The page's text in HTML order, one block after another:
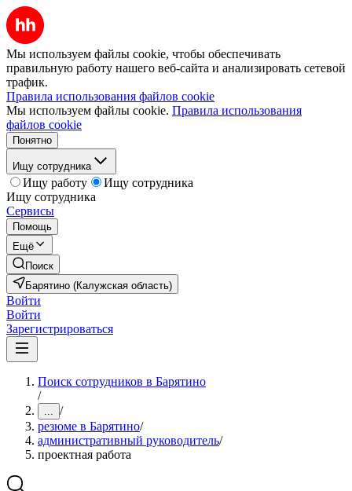
Мы используем файлы cookie, чтобы обеспечивать
правильную работу нашего веб-сайта и анализировать сетевой
трафик.
Правила использования файлов cookie
Мы используем файлы cookie. Правила использования
файлов cookie
Понятно
Ищу сотрудника
Ищу работу
Ищу сотрудника
Ищу сотрудника
Сервисы
Помощь
Ещё
Поиск
Барятино (Калужская область)
Войти
Войти
Зарегистрироваться
Поиск сотрудников в Барятино
/
... /
резюме в Барятино/
административный руководитель/
проектная работа